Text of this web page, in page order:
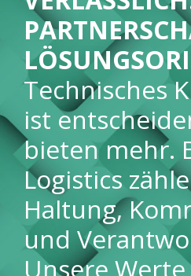
Technisches
ist
bieten mehr.
Logistics
Haltung,
und
Unsere